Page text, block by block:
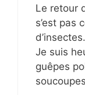
Le retour
s’est pas
Je suis
guêpes